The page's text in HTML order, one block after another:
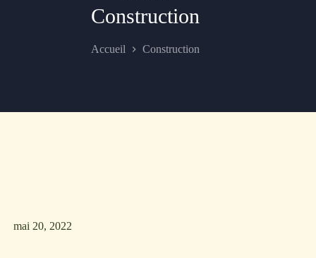
Construction
Accueil Construction
mai 20, 2022